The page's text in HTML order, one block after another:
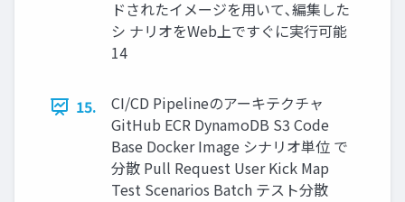
ドされたイメージを用いて､編集した
シ ナリオをWeb上ですぐに実行可能
14
15.
CI/CD Pipelineのアーキテクチャ
GitHub ECR DynamoDB S3 Code
Base Docker Image シナリオ単位 で
分散 Pull Request User Kick Map
Test Scenarios Batch テスト分散